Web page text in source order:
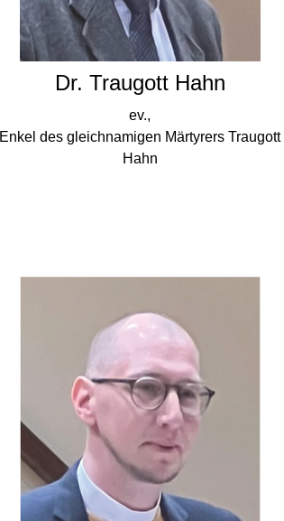
Dr. Traugott Hahn
ev.,
Enkel des gleichnamigen Märtyrers Traugott
Hahn